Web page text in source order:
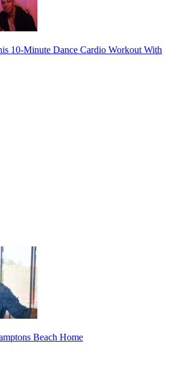
10-Minute Dance Cardio Workout With
Beach Home